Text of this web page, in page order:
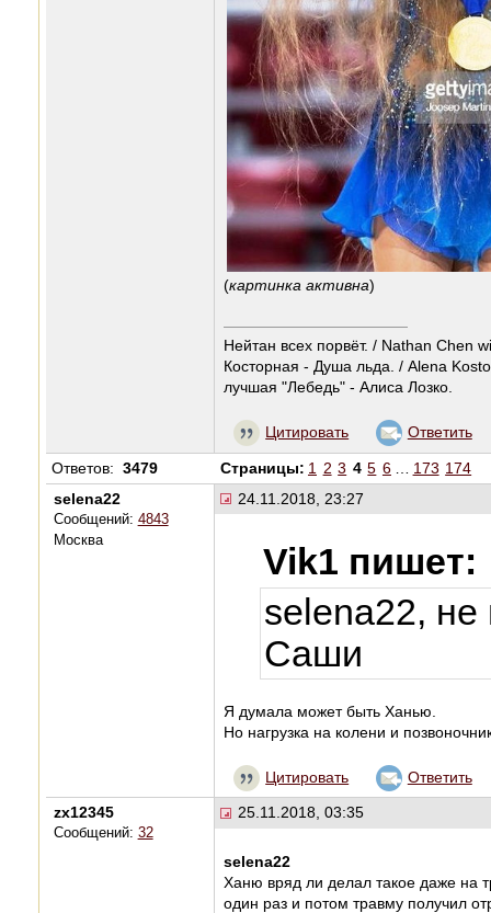
(картинка активна)
Нейтан всех порвёт. / Nathan Chen
Косторная - Душа льда. / Alena
лучшая "Лебедь" - Алиса Лозко.
Цитировать Ответить
Ответов:3479 Страницы: 1 2 3 4 5 6 173 174
selena22
Сообщений: 4843
Москва
24.11.2018, 23:27
Vik1 пишет:
selena22, не
Саши
Я думала может быть Ханью.
Но нагрузка на колени и
Цитировать Ответить
zx12345
Сообщений: 32
25.11.2018, 03:35
selena22
Ханю вряд ли делал такое даже на
один раз и потом травму получил